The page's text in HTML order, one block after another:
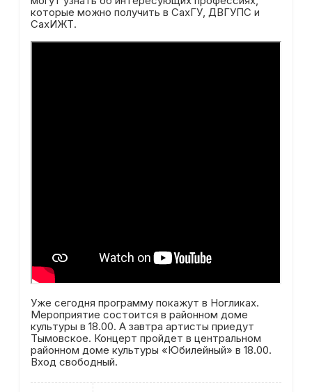
которые можно получить в СахГУ, ДВГУПС и
СахИЖТ.
Уже сегодня программу покажут в Ногликах.
Мероприятие состоится в районном доме
культуры в 18.00. А завтра артисты приедут
Тымовское. Концерт пройдет в центральном
районном доме культуры «Юбилейный» в 18.00.
Вход свободный.